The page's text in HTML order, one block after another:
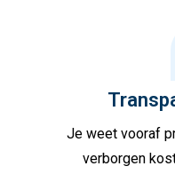
Je weet vooraf
verborgen